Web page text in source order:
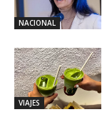
NACIONAL
VIAJES